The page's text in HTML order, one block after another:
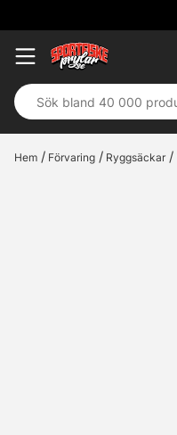
Hem Förvaring Ryggsäckar